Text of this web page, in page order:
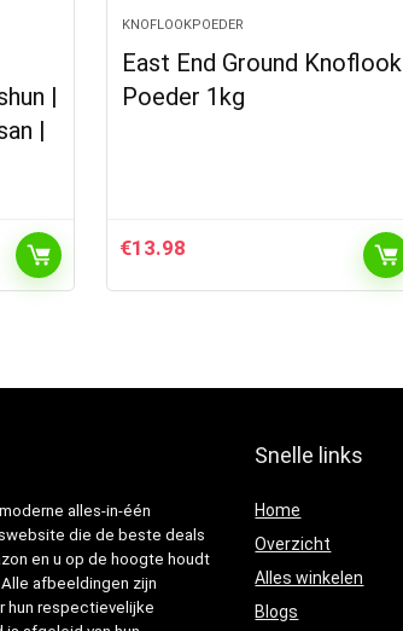
|
|
KNOFLOOKPOEDER
East End Ground Knoflook
Poeder 1kg
€13.98
alles-in-één
die de beste deals
en u op de hoogte houdt
afbeeldingen zijn
hun respectievelijke
Snelle links
Home
Overzicht
Alles winkelen
Blogs